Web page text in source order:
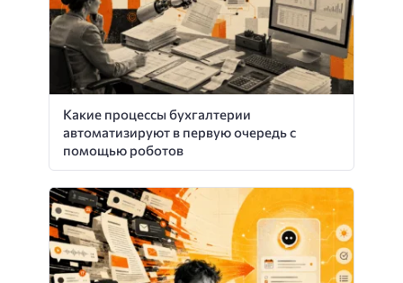
Какие процессы бухгалтерии
автоматизируют в первую очередь с
помощью роботов